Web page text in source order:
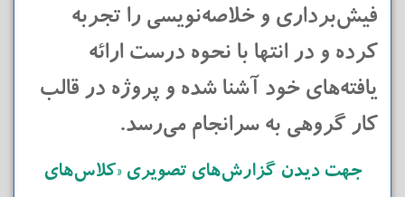
فیش‌برداری و خلاصه‌نویسی را تجربه
کرده و در انتها با نحوه درست ارائه
یافته‌های خود آشنا شده و پروژه در قالب
کار گروهی به سرانجام می‌رسد.
جهت دیدن گزارش‌های تصویری «کلاس‌های